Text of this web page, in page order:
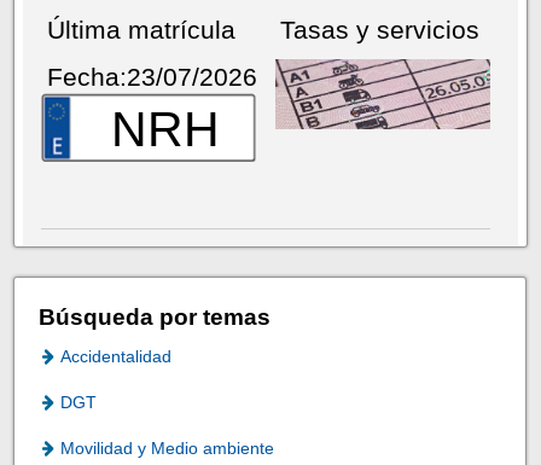
Última matrícula
Fecha:23/07/2026
NRH
Tasas y servicios
Búsqueda por temas
Accidentalidad
DGT
Movilidad y Medio ambiente